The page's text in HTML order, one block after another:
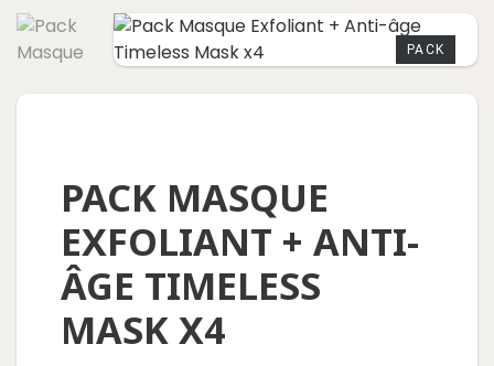
PACK
PACK MASQUE
EXFOLIANT + ANTI-
ÂGE TIMELESS
MASK X4